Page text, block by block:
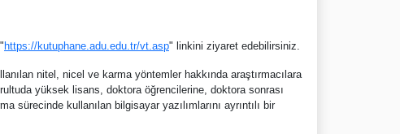
https://kutuphane.adu.edu.tr/vt.asp" linkini ziyaret edebilirsiniz.
nitel, nicel ve karma yöntemler hakkında araştırmacılara
yüksek lisans, doktora öğrencilerine, doktora sonrası
kullanılan bilgisayar yazılımlarını ayrıntılı bir